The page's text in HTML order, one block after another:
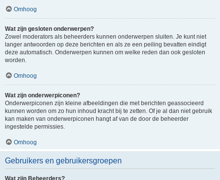
Omhoog
Wat zijn gesloten onderwerpen?
Zowel moderators als beheerders kunnen onderwerpen sluiten. Je kunt niet
langer antwoorden op deze berichten en als ze een peiling bevatten eindigt
deze automatisch. Onderwerpen kunnen om welke reden dan ook gesloten
worden.
Omhoog
Wat zijn onderwerpiconen?
Onderwerpiconen zijn kleine afbeeldingen die met berichten geassocieerd
kunnen worden om zo hun inhoud kracht bij te zetten. Of je al dan niet gebruik
kan maken van onderwerpiconen hangt af van de door de beheerder
ingestelde permissies.
Omhoog
Gebruikers en gebruikersgroepen
Wat zijn Beheerders?